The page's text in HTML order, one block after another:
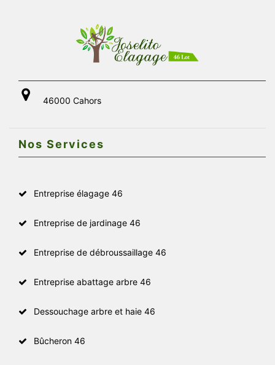
46000 Cahors
Nos Services
Entreprise élagage 46
Entreprise de jardinage 46
Entreprise de débroussaillage 46
Entreprise abattage arbre 46
Dessouchage arbre et haie 46
Bûcheron 46